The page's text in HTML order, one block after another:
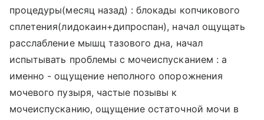
процедуры(месяц назад) : блокады копчикового
сплетения(лидокаин+дипроспан), начал ощущать
расслабление мышц тазового дна, начал
испытывать проблемы с мочеиспусканием : а
именно - ощущение неполного опорожнения
мочевого пузыря, частые позывы к
мочеиспусканию, ощущение остаточной мочи в